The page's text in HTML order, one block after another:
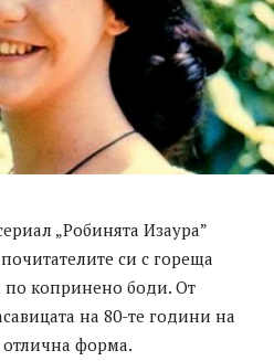
„Робинята Изаура”
си с гореща
по копринено боди. От
на 80-те години на
форма.